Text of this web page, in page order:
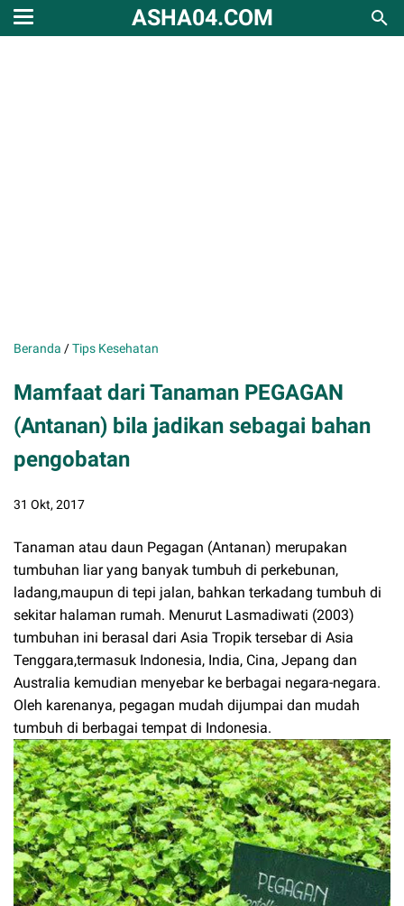
ASHA04.COM
Beranda /Tips Kesehatan
Mamfaat dari Tanaman PEGAGAN
(Antanan) bila jadikan sebagai bahan
pengobatan
31 Okt, 2017
Tanaman atau daun Pegagan (Antanan) merupakan
tumbuhan liar yang banyak tumbuh di perkebunan,
ladang,maupun di tepi jalan, bahkan terkadang tumbuh di
sekitar halaman rumah. Menurut Lasmadiwati (2003)
tumbuhan ini berasal dari Asia Tropik tersebar di Asia
Tenggara,termasuk Indonesia, India, Cina, Jepang dan
Australia kemudian menyebar ke berbagai negara-negara.
Oleh karenanya, pegagan mudah dijumpai dan mudah
tumbuh di berbagai tempat di Indonesia.